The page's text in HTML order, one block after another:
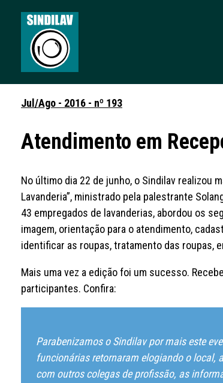
Jul/Ago - 2016 - nº 193
Atendimento em
No último dia 22 de junho, o Sindilav realizou
Lavanderia”, ministrado pela palestrante
43 empregados de lavanderias, abordou os
imagem, orientação para o atendimento,
identificar as roupas, tratamento das roupas,
Mais uma vez a edição foi um sucesso.
participantes. Confira:
Parabenizamos o Sindilav por mais este
funcionárias retornaram elogiando o local,
com outros colegas de profissão, as